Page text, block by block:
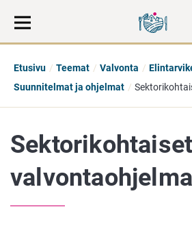
suoraan
sisältöön
koko
sivuston
Etusivu Teemat Valvonta
Suunnitelmat ja ohjelmat
Sektorikohtaiset